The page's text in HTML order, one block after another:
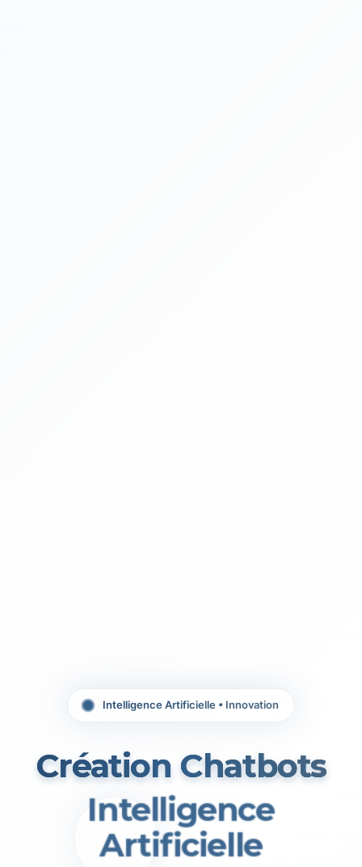
Intelligence Artificielle • Innovation
Création Chatbots
Intelligence
Artificielle